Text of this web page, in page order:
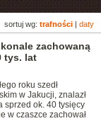
sortuj wg: trafności daty
zachowaną
tys. lat
roku szedł
w Jakucji, znalazł
sprzed ok. 40 tysięcy
w czaszce zachował